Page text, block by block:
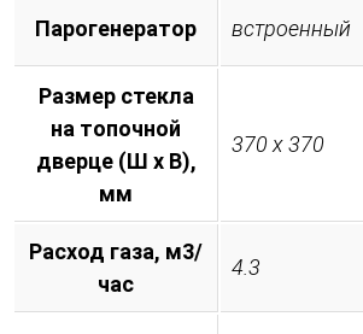
Парогенератор встроенный
Размер стекла
на топочной
дверце (Ш х В),
мм
370 х 370
Расход газа, м3/
час
4.3